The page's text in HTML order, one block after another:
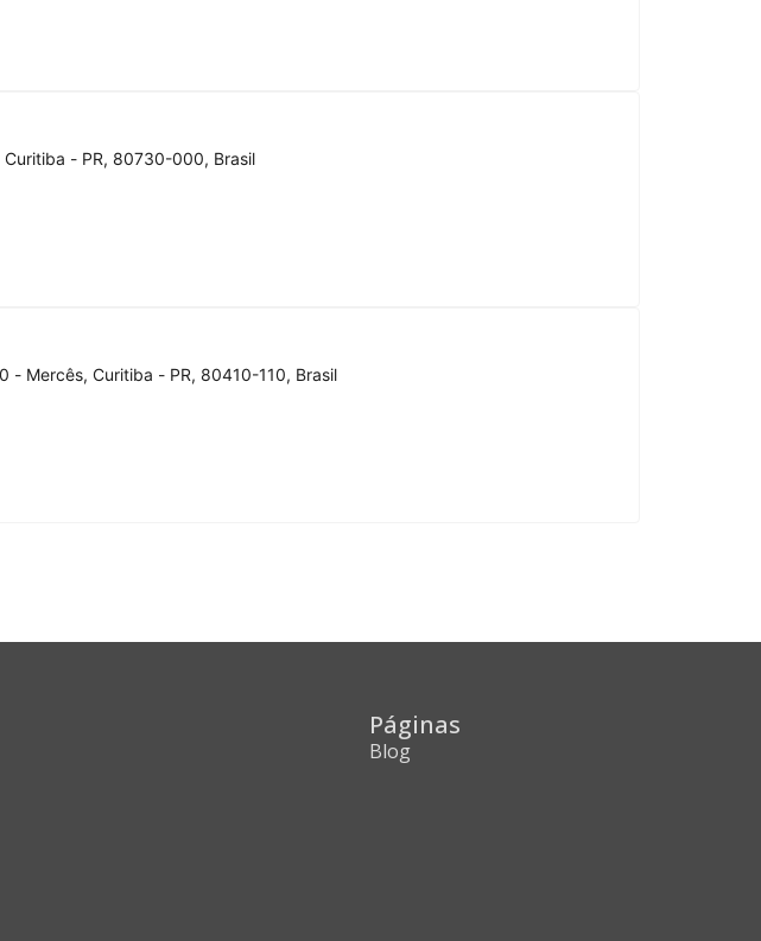
- PR, 80730-000, Brasil
- Mercês, Curitiba - PR, 80410-110, Brasil
Páginas
Blog